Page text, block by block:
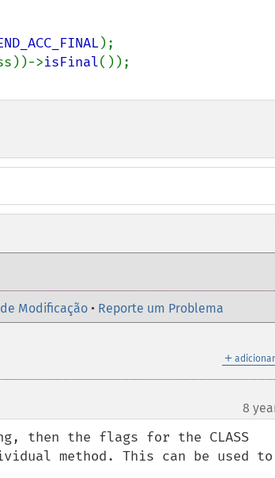
>isFinal
Modificação • Reporte um Problema
＋
8
then the flags for the CLASS
method. This can be used to